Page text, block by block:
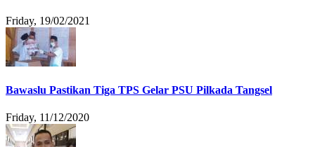
Friday, 19/02/2021
Bawaslu Pastikan Tiga TPS Gelar PSU Pilkada Tangsel
Friday, 11/12/2020